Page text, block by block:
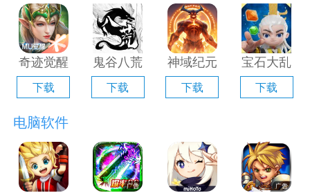
器」
器」
拟器」
拟器」
奇迹觉醒
电脑版
「含模拟
器」
下载
鬼谷八荒
手游电脑
版「含模
下载
神域纪元
电脑版
「含模拟
下载
宝石大乱
斗电脑版
「含模拟
下载
电脑软件